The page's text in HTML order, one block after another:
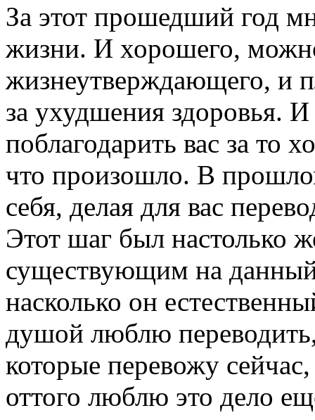
За этот прошедший год
жизни. И хорошего,
жизнеутверждающего, и
за ухудшения здоровья.
поблагодарить вас за то
что произошло. В
себя, делая для вас
Этот шаг был настолько
существующим на
насколько он
душой люблю
которые перевожу
оттого люблю это дело